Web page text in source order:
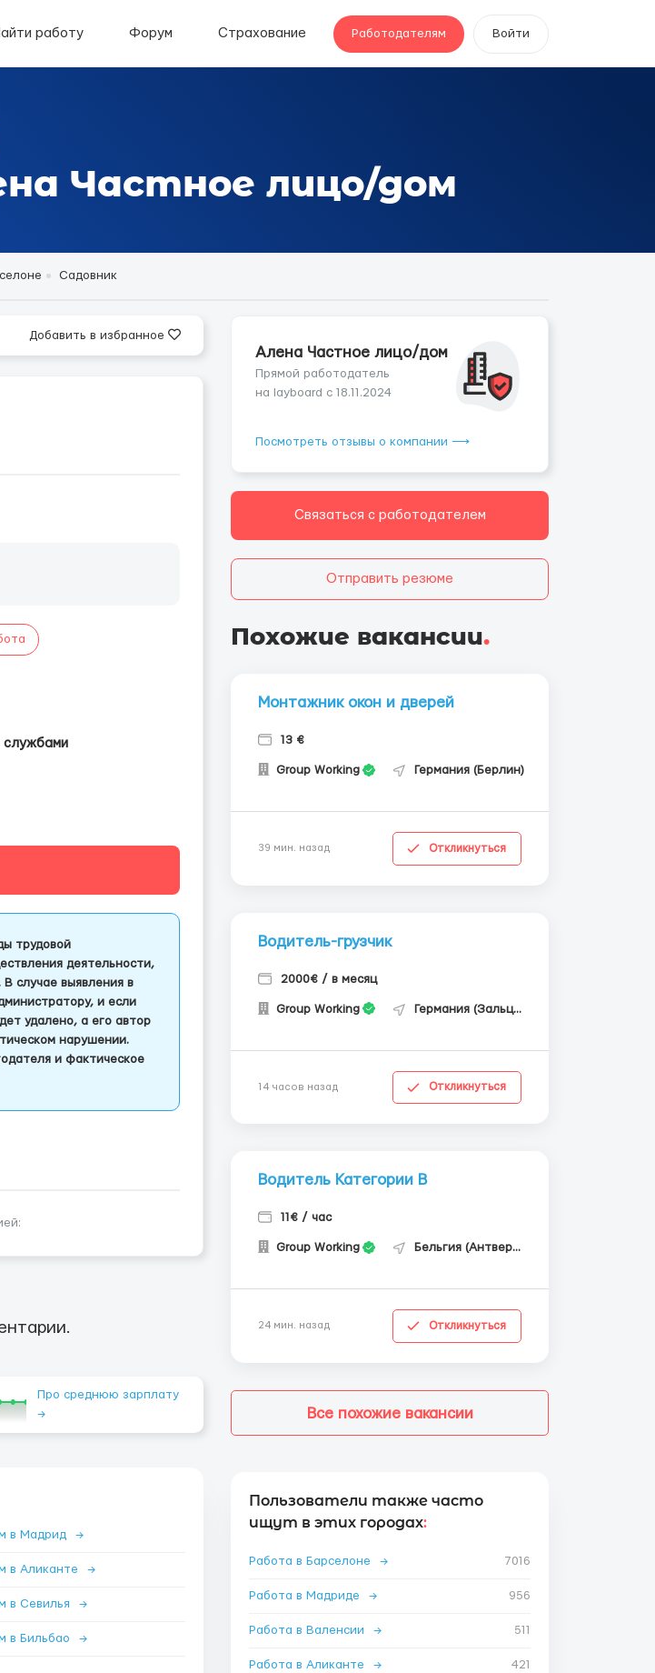
работу Форум Страхование Работодателям Войти
Частное лицо/дом
Садовник
Добавить в избранное
службами
трудовой
деятельности,
случае выявления в
и если
удалено, а его автор
нарушении.
и фактическое
Про среднюю зарплату
→
в Мадрид →
в Аликанте →
в Севилья →
в Бильбао →
Aлена Частное лицо/дом
Прямой работодатель
на layboard с 18.11.2024
Посмотреть отзывы о компании ⟶
Связаться с работодателем
Отправить резюме
Похожие вакансии.
Монтажник окон и дверей
13 €
Group Working Германия (Берлин)
39 мин. назад Откликнуться
Водитель-грузчик
2000€ / в месяц
Group Working Германия (Зальцгиттер)
14 часов назад Откликнуться
Водитель Категории В
11€ / час
Group Working Бельгия (Антверпен)
24 мин. назад Откликнуться
Все похожие вакансии
Пользователи также часто
ищут в этих городах:
Работа в Барселоне → 7016
Работа в Мадриде → 956
Работа в Валенсии → 511
Работа в Аликанте → 421